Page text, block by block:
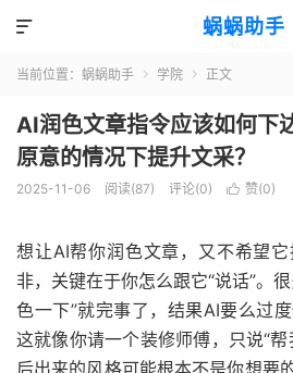
蜗蜗助手

当前位置： 蜗蜗助手  学院  正文
AI润色文章指令应该如何下
原意的情况下提升文采？
2025-11-06 阅读(87) 评论(0)  赞(0)
想让AI帮你润色文章，又不希望
非，关键在于你怎么跟它“说话”。
色一下”就完事了，结果AI要么过
这就像你请一个装修师傅，只说“
后出来的风格可能根本不是你想要